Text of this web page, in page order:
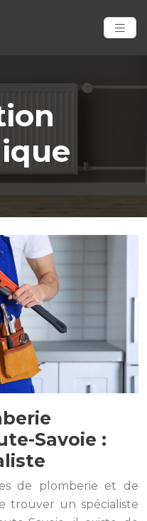
Savoie :
de plomberie et de
trouver un spécialiste